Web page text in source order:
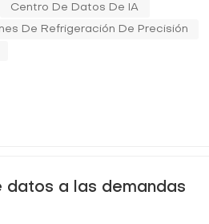
creciendo, los operadores
Centro De Datos De IA
De Refrigeración De Precisión
datos a las demandas